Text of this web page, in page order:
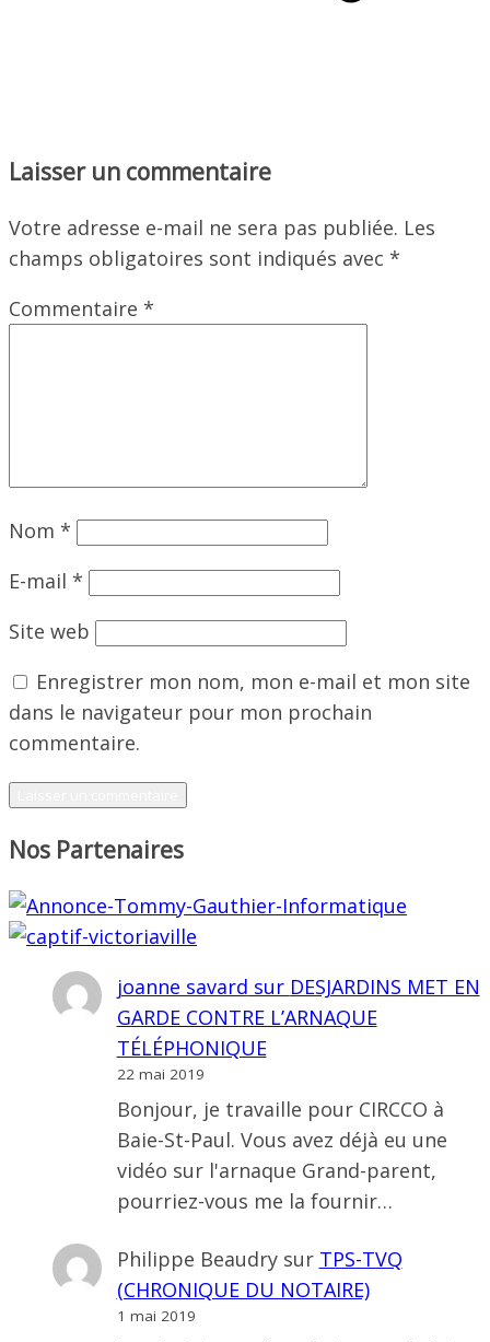
Laisser un commentaire
Votre adresse e-mail ne sera pas publiée. Les
champs obligatoires sont indiqués avec *
Commentaire *
Nom *
E-mail *
Site web
Enregistrer mon nom, mon e-mail et mon site
dans le navigateur pour mon prochain
commentaire.
Nos Partenaires
joanne savard sur DESJARDINS MET EN
GARDE CONTRE L’ARNAQUE
TÉLÉPHONIQUE
22 mai 2019
Bonjour, je travaille pour CIRCCO à
Baie-St-Paul. Vous avez déjà eu une
vidéo sur l'arnaque Grand-parent,
pourriez-vous me la fournir…
Philippe Beaudrysur TPS-TVQ
(CHRONIQUE DU NOTAIRE)
1 mai 2019